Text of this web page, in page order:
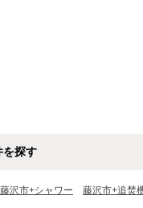
を探す
藤沢市+シャワー 藤沢市+追焚